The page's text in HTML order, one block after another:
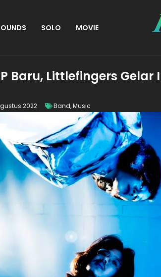
SOLO MOVIE
Baru, Littlefingers
2022 Band,Music